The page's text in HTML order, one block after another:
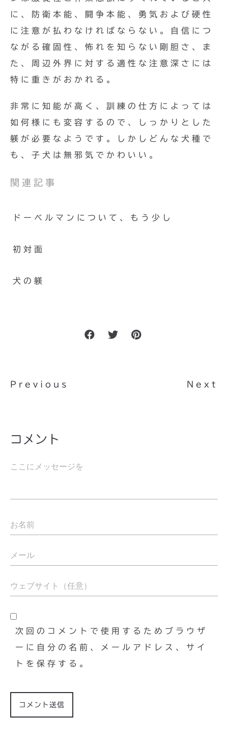
に、防衛本能、闘争本能、勇気および硬性
に注意が払わなければならない。自信につ
ながる確固性、怖れを知らない剛胆さ、ま
た、周辺外界に対する適性な注意深さには
特に重きがおかれる。
非常に知能が高く、訓練の仕方によっては
如何様にも変容するので、しっかりとした
躾が必要なようです。しかしどんな犬種で
も、子犬は無邪気でかわいい。
関連記事
ドーベルマンについて、もう少し
初対面
犬の躾
Previous Next
コメント
次回のコメントで使用するためブラウザ
ーに自分の名前、メールアドレス、サイ
トを保存する。